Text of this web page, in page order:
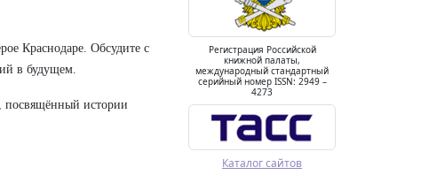
Краснодаре. Обсудите с
в будущем.
посвящённый истории
Регистрация Российской
книжной палаты,
международный стандартный
серийный номер ISSN: 2949 –
4273
Каталог сайтов